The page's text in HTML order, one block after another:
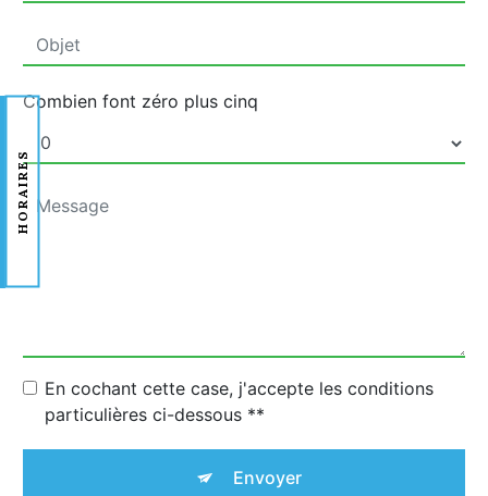
HORAIRES
Combien font zéro plus cinq
En cochant cette case, j'accepte les conditions
particulières ci-dessous **
Envoyer